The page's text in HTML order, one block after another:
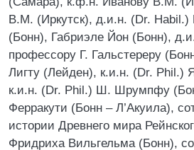
В.М. (Иркутск), д.и.н. (Dr.
(Бонн), Габриэле Йон (Бонн),
профессору Г. Гальстереру
Лигту (Лейден), к.и.н. (Dr. Phil.)
к.и.н. (Dr. Phil.) Ш. Шрумпфу
Ферракути (Бонн – Л’Акуила),
истории Древнего мира
Фридриха Вильгельма (Бонн),